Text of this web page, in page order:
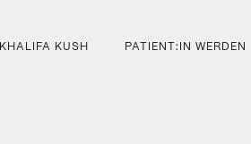
KHALIFA KUSH PATIENT:IN WERDEN